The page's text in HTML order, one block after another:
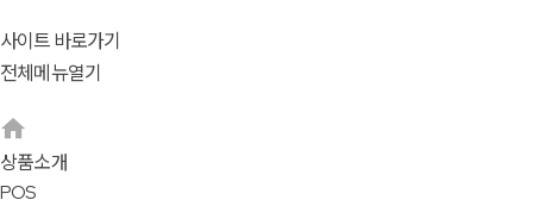
사이트 바로가기
전체메뉴열기
상품소개
POS